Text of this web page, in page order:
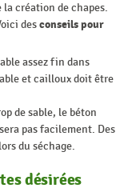
la création de chapes.
desconseils pour
assez fin dans
et cailloux doit être
de sable, le béton
pas facilement. Des
du séchage.
désirées